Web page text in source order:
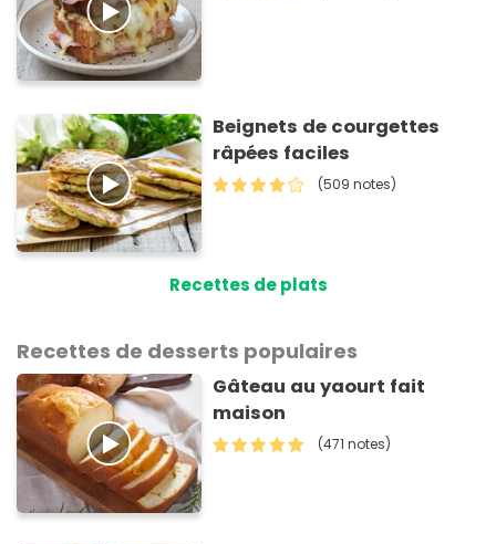
Beignets de courgettes
râpées faciles
(509 notes)
Recettes de plats
Recettes de desserts populaires
Gâteau au yaourt fait
maison
(471 notes)